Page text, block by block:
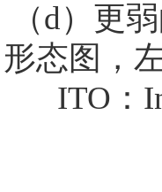
（d）更
形态图，
ITO ：